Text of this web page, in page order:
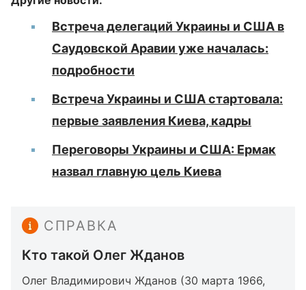
Встреча делегаций Украины и США в
Саудовской Аравии уже началась:
подробности
Встреча Украины и США стартовала:
первые заявления Киева, кадры
Переговоры Украины и США: Ермак
назвал главную цель Киева
СПРАВКА
Кто такой Олег Жданов
Олег Владимирович Жданов (30 марта 1966,